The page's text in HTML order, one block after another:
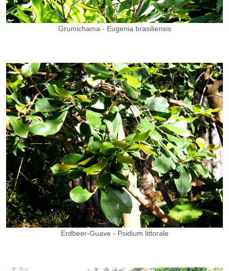
Grumichama - Eugenia brasiliensis
Erdbeer-Guave - Psidium littorale